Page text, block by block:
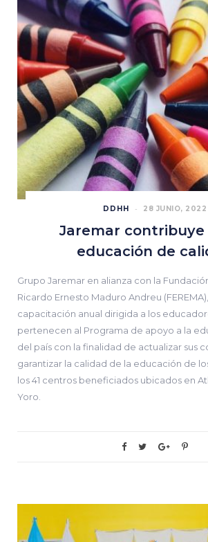
DDHH 28 JUNIO, 2022
Jaremar contribuye
educación de
Grupo Jaremar en alianza con la
Ricardo Ernesto Maduro Andreu
capacitación anual dirigida a los
pertenecen al Programa de apoyo a la
del país con la finalidad de actualizar sus
garantizar la calidad de la educación de
los 41 centros beneficiados ubicados en
Yoro.